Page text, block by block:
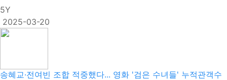
5Y
2025-03-20
송혜교·전여빈 조합 적중했다... 영화 '검은 수녀들' 누적관객수